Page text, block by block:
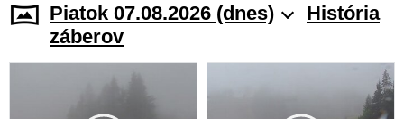
Piatok 07.08.2026 (dnes)
História
záberov